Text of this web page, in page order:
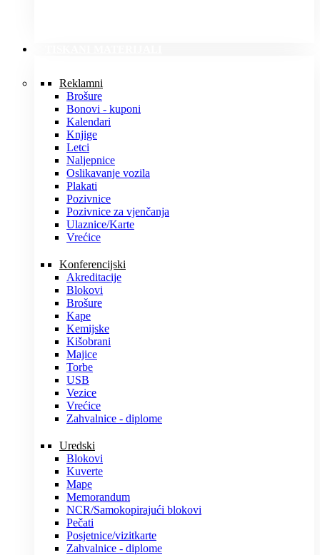
Reklamni
Brošure
Bonovi - kuponi
Kalendari
Knjige
Letci
Naljepnice
Oslikavanje vozila
Plakati
Pozivnice
Pozivnice za vjenčanja
Ulaznice/Karte
Vrećice
Konferencijski
Akreditacije
Blokovi
Brošure
Kape
Kemijske
Kišobrani
Majice
Torbe
USB
Vezice
Vrećice
Zahvalnice - diplome
Uredski
Blokovi
Kuverte
Mape
Memorandum
NCR/Samokopirajući blokovi
Pečati
Posjetnice/vizitkarte
Zahvalnice - diplome